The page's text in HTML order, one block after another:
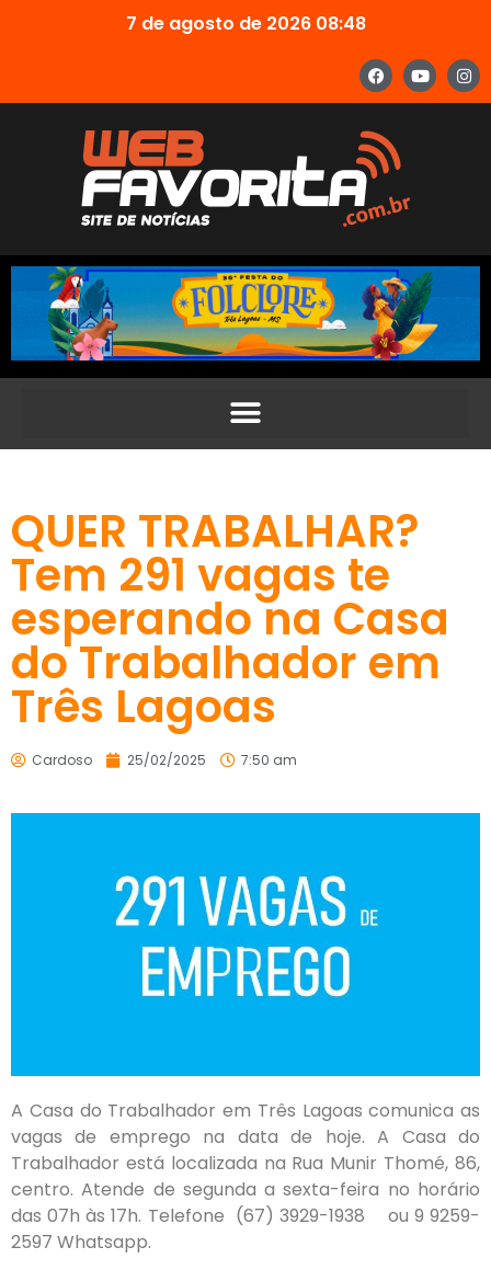
7 de agosto de 2026 08:48
QUER TRABALHAR?
Tem 291 vagas te
esperando na Casa
do Trabalhador em
Três Lagoas
Cardoso 25/02/2025 7:50 am
A Casa do Trabalhador em Três Lagoas comunica as
vagas de emprego na data de hoje. A Casa do
Trabalhador está localizada na Rua Munir Thomé, 86,
centro. Atende de segunda a sexta-feira no horário
das 07h às 17h. Telefone (67) 3929-1938 ou 9 9259-
2597 Whatsapp.